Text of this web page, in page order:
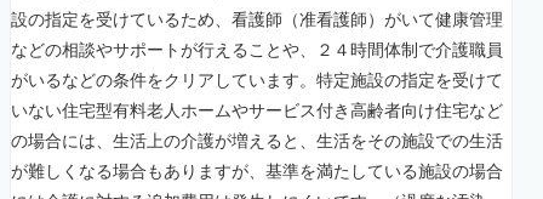
設の指定を受けているため、看護師（准看護師）がいて健康管理
などの相談やサポートが行えることや、２４時間体制で介護職員
がいるなどの条件をクリアしています。特定施設の指定を受けて
いない住宅型有料老人ホームやサービス付き高齢者向け住宅など
の場合には、生活上の介護が増えると、生活をその施設での生活
が難しくなる場合もありますが、基準を満たしている施設の場合